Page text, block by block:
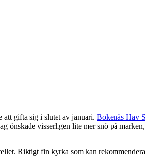
gifta sig i slutet av januari. Bokenäs Hav
önskade visserligen lite mer snö på
Riktigt fin kyrka som kan